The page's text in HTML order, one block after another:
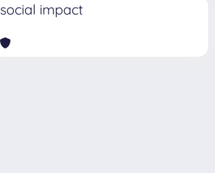
social impact